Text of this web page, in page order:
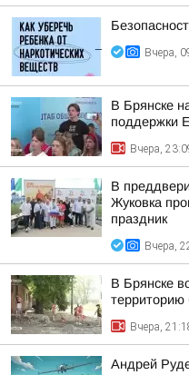
Вчера,
В Брянске
поддержки
Вчера,
В
Жуковка
праздник
Вчера,
В Брянске
Вчера,
Андрей